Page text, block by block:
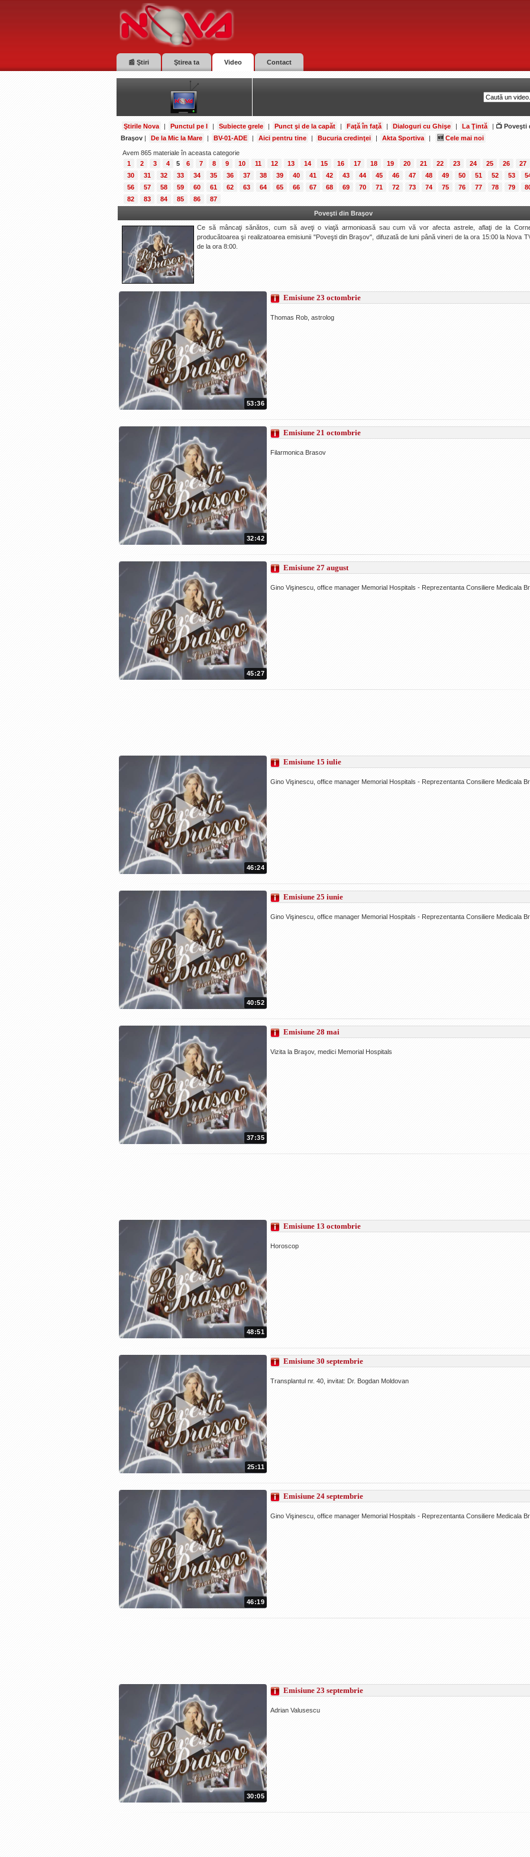
📰 Ştiri Ştirea ta Video Contact
Ştirile Nova | Punctul pe I | Subiecte grele | Punct şi de la capăt | Faţă în faţă | Dialoguri cu Ghişe | La Ţintă | 📺 Poveşti
Braşov | De la Mic la Mare | BV-01-ADE | Aici pentru tine | Bucuria credinţei | Akta Sportiva | 🆕Cele mai noi
Avem 865 materiale în aceasta categorie
1
2 3 4 5 6 7 8 9 10 11 12 13 14 15 16 17 18 19 20 21 22 23 24 25 26 27
30
31 32 33 34 35 36 37 38 39 40 41 42 43 44 45 46 47 48 49 50 51 52 53
56
57 58 59 60 61 62 63 64 65 66 67 68 69 70 71 72 73 74 75 76 77 78 79
82
83 84 85 86
87
Poveşti din Braşov
Ce să mâncaţi sănătos, cum să aveţi o viaţă armonioasă sau cum vă vor afecta astrele, aflaţi de la
producătoarea şi realizatoarea emisiunii "Poveşti din Braşov", difuzată de luni până vineri de la ora 15:00 la Nova
de la ora 8:00.
53:36
Emisiune 23 octombrie
Thomas Rob, astrolog
32:42
Emisiune 21 octombrie
Filarmonica Brasov
45:27
Emisiune 27 august
Gino Vişinescu, office manager Memorial Hospitals - Reprezentanta Consiliere Medicala
46:24
Emisiune 15 iulie
Gino Vişinescu, office manager Memorial Hospitals - Reprezentanta Consiliere Medicala
40:52
Emisiune 25 iunie
Gino Vişinescu, office manager Memorial Hospitals - Reprezentanta Consiliere Medicala
37:35
Emisiune 28 mai
Vizita la Braşov, medici Memorial Hospitals
48:51
Emisiune 13 octombrie
Horoscop
25:11
Emisiune 30 septembrie
Transplantul nr. 40, invitat: Dr. Bogdan Moldovan
46:19
Emisiune 24 septembrie
Gino Vişinescu, office manager Memorial Hospitals - Reprezentanta Consiliere Medicala
30:05
Emisiune 23 septembrie
Adrian Valusescu